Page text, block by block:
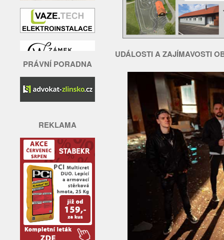
PRÁVNÍ PORADNA
REKLAMA
UDÁLOSTI A ZAJÍMAVOSTI